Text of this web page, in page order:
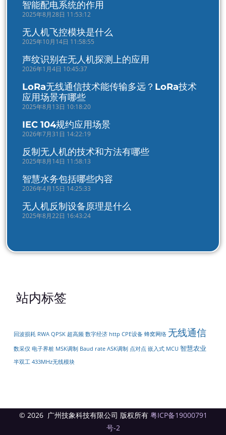
智能配电系统的作用
2025年8月28日 11:53:12
无人机飞控模块是什么
2025年10月14日 11:58:55
声纹识别在无人机探测上的应用
2026年1月4日 10:45:37
LoRa无线通信技术能传输多远？LoRa技术
应用场景有哪些
2025年8月13日 10:18:20
IEC 104规约应用场景
2026年7月31日 14:22:19
反制无人机的技术和方法有哪些
2025年8月14日 11:58:13
智慧水务包括哪些内容
2026年4月15日 14:25:33
无人机反制设备原理是什么
2025年8月22日 16:43:24
站内标签
回波损耗 RWA QPSK 超高频 数字经济 http CPE设备 蜂窝网络 无线通信
数采仪 电子界桩 MSK调制 Baud rate ASK调制 点对点 嵌入式 MCU 智慧农业
半双工 433MHz无线模块
© 2026 广州技象科技有限公司 版权所有 粤ICP备19000791
号-2